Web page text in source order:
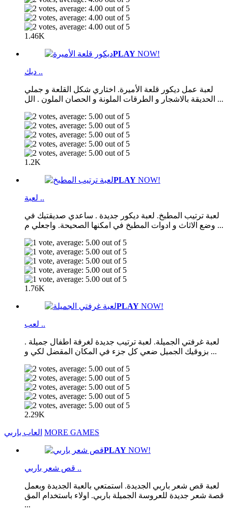
1.46K
PLAY NOW!
ديك ..
لعبة عمل ديكور قلعة الأميرة. اختاري شكل القلعة و جملي
الحديقة بالاشجار و الطرقات الملونة و الحصان الملون . الل ...
1.2K
PLAY NOW!
لعبة ..
لعبة ترتيب المطبخ. لعبة ديكور جديدة . ساعدي صديقتيك في
وضع الاثاث و ادوات المطبخ في امكنها الصحيحة. واجعلي م ...
1.76K
PLAY NOW!
لعب ..
لعبة غرفتي الجميلة. لعبة ترتيب جديدة لغرفة اطفال جميلة .
بزوقيك الجميل ضعي كل جزء في المكان المقضل لكي و ...
2.29K
العاب باربي MORE GAMES
PLAY NOW!
قص شعر باربي ..
لعبة قص شعر باربي الجديدة. استمتعي بالعبة الجديدة وبعمل
قصة شعر جديدة للعروسة الجميلة باربي. اولاء باستخدام المق
...